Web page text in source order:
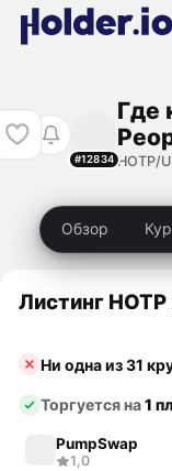
#12834
Где
HOTP/
Обзор
Листинг
Ни одна из 31
Торгуется на1
PumpSwap
1,0